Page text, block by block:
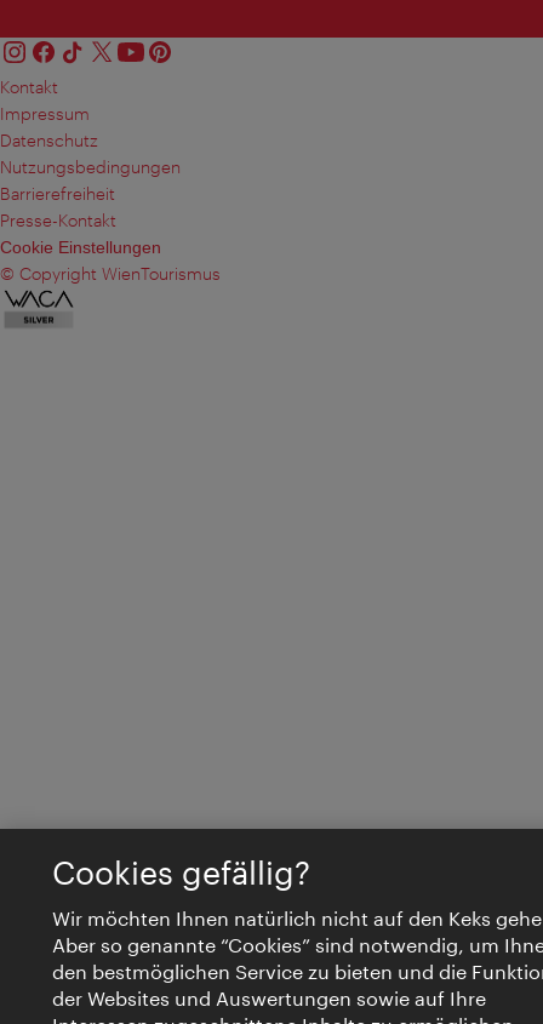
Kontakt
Impressum
Datenschutz
Nutzungsbedingungen
Barrierefreiheit
Presse-Kontakt
Cookie Einstellungen
© Copyright WienTourismus
Cookies gefällig?
Wir möchten Ihnen natürlich nicht auf den Keks
Aber so genannte “Cookies” sind notwendig, um
den bestmöglichen Service zu bieten und die
der Websites und Auswertungen sowie auf Ihre